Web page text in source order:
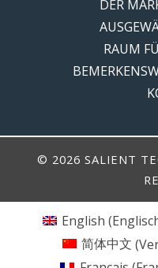
DER
RAUM
© 2026 SALIENT
English (
简体中文 (